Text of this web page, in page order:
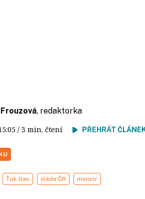
, redaktorka
/ 3 min. čtení PŘEHRÁT
Ťok Dan vláda ČR ministr